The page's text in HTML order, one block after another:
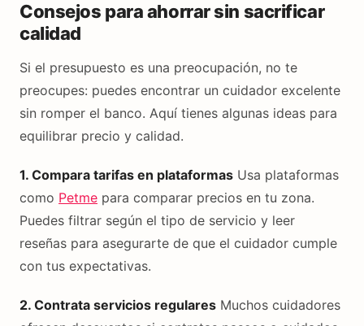
Consejos para ahorrar sin sacrificar
calidad
Si el presupuesto es una preocupación, no te
preocupes: puedes encontrar un cuidador excelente
sin romper el banco. Aquí tienes algunas ideas para
equilibrar precio y calidad.
1. Compara tarifas en plataformas Usa plataformas
como Petme para comparar precios en tu zona.
Puedes filtrar según el tipo de servicio y leer
reseñas para asegurarte de que el cuidador cumple
con tus expectativas.
2. Contrata servicios regulares Muchos cuidadores